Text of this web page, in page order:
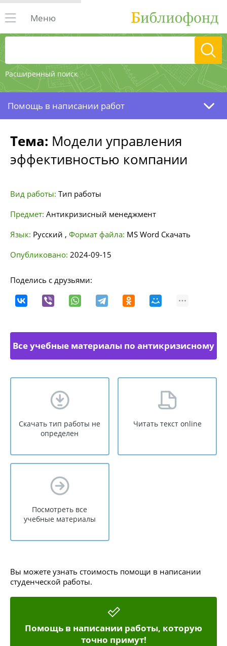
Расширенный поиск
Меню
Помощь в написании работ
Тема: Модели управления
эффективностью компании
Вид работы: Тип работы
Предмет: Антикризисный менеджмент
Язык: Русский , Формат файла: MS Word Скачать
Опубликовано: 2024-09-15
Поделись с друзьями:
Все учебные материалы по антикризисному
Скачать тип работы не
определен
Читать текст online
Посмотреть все
учебные материалы
Вы можете узнать стоимость помощи в написании
студенческой работы.
Помощь в написании работы, которую
точно примут!